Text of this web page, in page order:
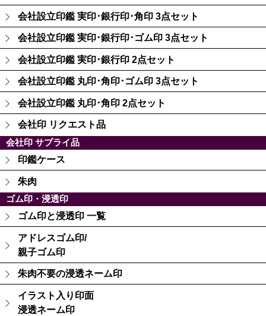
会社設立印鑑 実印･銀行印･角印 3点セット
会社設立印鑑 実印･銀行印･ゴム印 3点セット
会社設立印鑑 実印･銀行印 2点セット
会社設立印鑑 丸印･角印･ゴム印 3点セット
会社設立印鑑 丸印･角印 2点セット
会社印 リクエスト品
会社印 サプライ品
印鑑ケース
朱肉
ゴム印・浸透印
ゴム印と浸透印 一覧
アドレスゴム印/
親子ゴム印
朱肉不要の浸透ネーム印
イラスト入り印面
浸透ネーム印